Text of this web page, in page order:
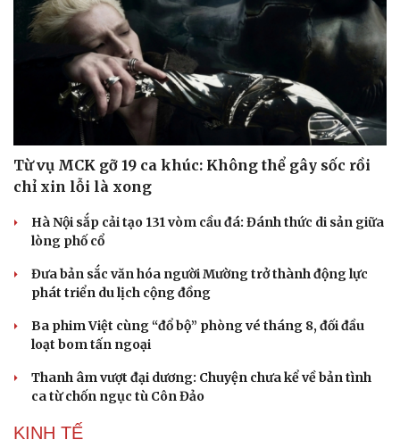
Từ vụ MCK gỡ 19 ca khúc: Không thể gây sốc rồi
chỉ xin lỗi là xong
Hà Nội sắp cải tạo 131 vòm cầu đá: Đánh thức di sản giữa
lòng phố cổ
Đưa bản sắc văn hóa người Mường trở thành động lực
phát triển du lịch cộng đồng
Ba phim Việt cùng “đổ bộ” phòng vé tháng 8, đối đầu
loạt bom tấn ngoại
Thanh âm vượt đại dương: Chuyện chưa kể về bản tình
ca từ chốn ngục tù Côn Đảo
KINH TẾ